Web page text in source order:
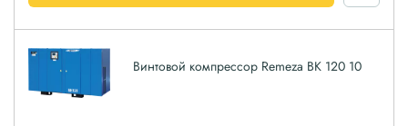
Винтовой компрессор Remeza ВК 120 10